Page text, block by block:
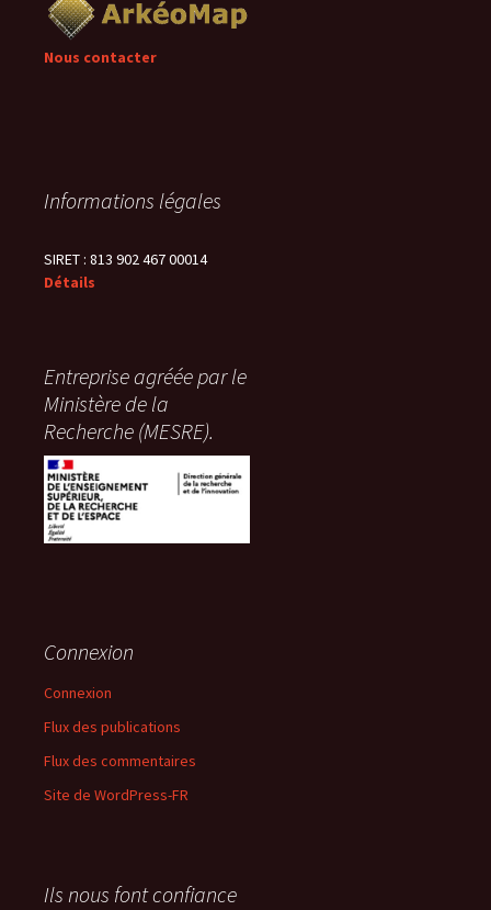
Nous contacter
Informations légales
SIRET : 813 902 467 00014
Détails
Entreprise agréée par le
Ministère de la
Recherche (MESRE).
Connexion
Connexion
Flux des publications
Flux des commentaires
Site de WordPress-FR
Ils nous font confiance